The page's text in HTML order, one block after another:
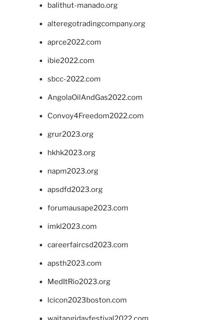
balithut-manado.org
alteregotradingcompany.org
aprce2022.com
ibie2022.com
sbcc-2022.com
AngolaOilAndGas2022.com
Convoy4Freedom2022.com
grur2023.org
hkhk2023.org
napm2023.org
apsdfd2023.org
forumausape2023.com
imkl2023.com
careerfaircsd2023.com
apsth2023.com
MedItRio2023.org
lcicon2023boston.com